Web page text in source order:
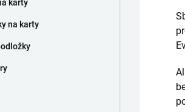
karty
na karty